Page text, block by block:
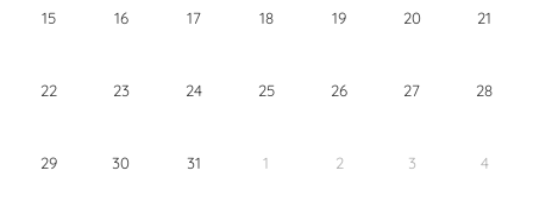
15 16 17 18 19 20 21
22 23 24 25 26 27 28
29 30 31 1 2 3 4